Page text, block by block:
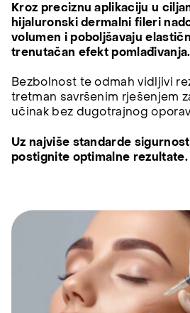
Kroz preciznu aplikaciju u
hijaluronski dermalni fileri
volumen i poboljšavaju
trenutačan efekt pomlađivanja.
Bezbolnost te odmah vidljivi
tretman savršenim rješenjem
učinak bez dugotrajnog
Uz najviše standarde
postignite optimalne rezultate.